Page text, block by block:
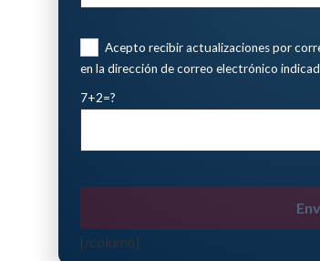
Acepto recibir actualizaciones por
en la dirección de correo electrónico
7+2=?
[/column]